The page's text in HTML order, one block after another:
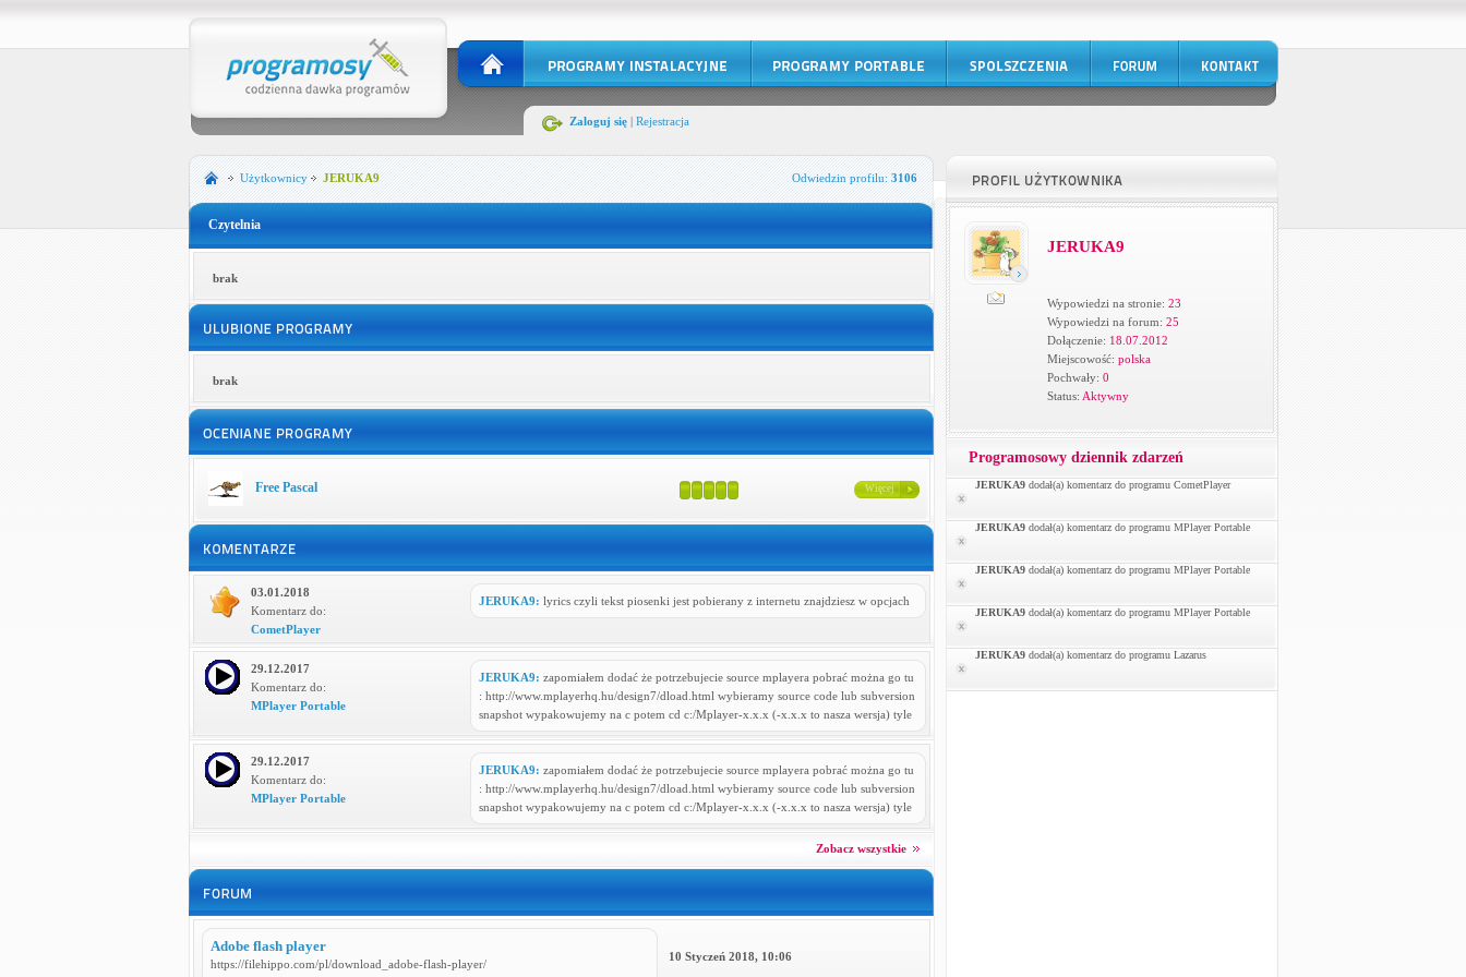
Zaloguj się| Rejestracja
Użytkownicy JERUKA9 Odwiedzin profilu:3106
Czytelnia
brak
brak
Free Pascal Więcej
JERUKA9: lyrics czyli tekst piosenki jest pobierany z internetu znajdziesz w opcjach
03.01.2018
Komentarz do:
CometPlayer
JERUKA9: zapomiałem dodać że potrzebujecie source mplayera pobrać można go tu
: http://www.mplayerhq.hu/design7/dload.html wybieramy source code lub subversion
snapshot wypakowujemy na c potem cd c:/Mplayer-x.x.x (-x.x.x to nasza wersja) tyle
29.12.2017
Komentarz do:
MPlayer Portable
JERUKA9: zapomiałem dodać że potrzebujecie source mplayera pobrać można go tu
: http://www.mplayerhq.hu/design7/dload.html wybieramy source code lub subversion
snapshot wypakowujemy na c potem cd c:/Mplayer-x.x.x (-x.x.x to nasza wersja) tyle
29.12.2017
Komentarz do:
MPlayer Portable
Zobacz wszystkie
Adobe flash player
https://filehippo.com/pl/download_adobe-flash-player/
10 Styczeń 2018, 10:06
JERUKA9
Wypowiedzi na stronie: 23
Wypowiedzi na forum: 25
Dołączenie: 18.07.2012
Miejscowość: polska
Pochwały: 0
Status: Aktywny
Programosowy dziennik zdarzeń
JERUKA9dodał(a) komentarz do programu CometPlayer
JERUKA9dodał(a) komentarz do programu MPlayer Portable
JERUKA9dodał(a) komentarz do programu MPlayer Portable
JERUKA9dodał(a) komentarz do programu MPlayer Portable
JERUKA9dodał(a) komentarz do programu Lazarus